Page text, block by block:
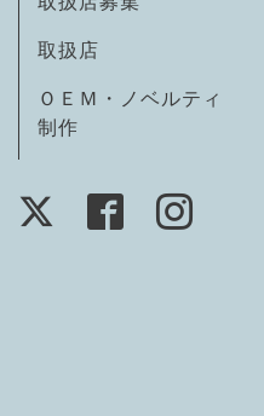
取扱店
ＯＥＭ・ノベルティ
制作